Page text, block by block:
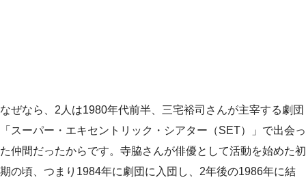
なぜなら、2人は1980年代前半、三宅裕司さんが主宰する劇団
「スーパー・エキセントリック・シアター（SET）」で出会っ
た仲間だったからです。寺脇さんが俳優として活動を始めた初
期の頃、つまり1984年に劇団に入団し、2年後の1986年に結